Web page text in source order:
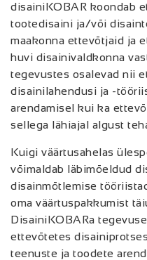
disainiKOBAR koondab
tootedisaini ja/või
maakonna ettevõtjaid ja
huvi disainivaldkonna
tegevustes osalevad nii
disainilahendusi ja -
arendamisel kui ka
sellega lähiajal algust
Kuigi väärtusahelas
võimaldab läbimõeldud
disainmõtlemise
oma väärtuspakkumist
DisainiKOBARa
ettevõtetes
teenuste ja toodete